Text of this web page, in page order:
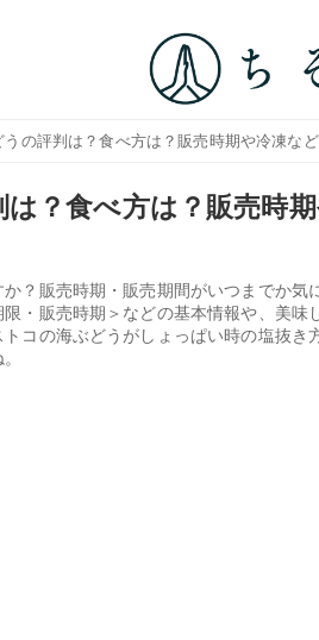
の評判は？食べ方は？販売時期や冷凍など
？食べ方は？販売時
？販売時期・販売期間がいつまでか気
・販売時期＞などの基本情報や、美味
コの海ぶどうがしょっぱい時の塩抜き